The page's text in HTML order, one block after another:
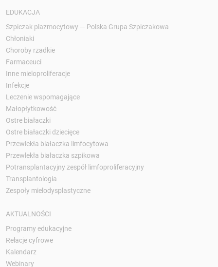
EDUKACJA
Szpiczak plazmocytowy — Polska Grupa Szpiczakowa
Chłoniaki
Choroby rzadkie
Farmaceuci
Inne mieloproliferacje
Infekcje
Leczenie wspomagające
Małopłytkowość
Ostre białaczki
Ostre białaczki dziecięce
Przewlekła białaczka limfocytowa
Przewlekła białaczka szpikowa
Potransplantacyjny zespół limfoproliferacyjny
Transplantologia
Zespoły mielodysplastyczne
AKTUALNOŚCI
Programy edukacyjne
Relacje cyfrowe
Kalendarz
Webinary